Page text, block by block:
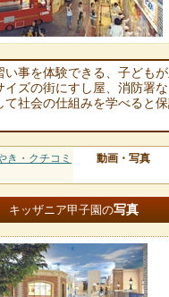
い事を体験できる、子ども
イズの街にすし屋、消防署
て社会の仕組みを学べると
き・クチコミ 動画・写真
キッザニア甲子園の写真